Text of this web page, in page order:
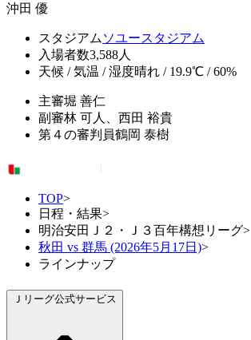
沖田 優
スタジアム ソユースタジアム
入場者数3,588人
天候 / 気温 / 湿度晴れ / 19.9℃ / 60%
主審堀 善仁
副審林 可人、西田 裕貴
第４の審判員鶴岡 泰樹
TOP>
日程・結果>
明治安田Ｊ２・Ｊ３百年構想リーグ>
秋田 vs 群馬 (2026年5月17日)>
ラインナップ
Ｊリーグ公式サービス